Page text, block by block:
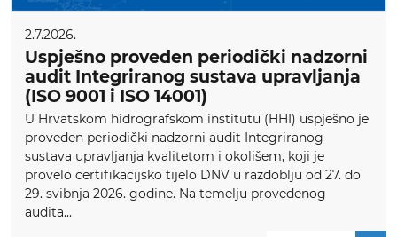
2.7.2026.
Uspješno proveden periodički nadzorni
audit Integriranog sustava upravljanja
(ISO 9001 i ISO 14001)
U Hrvatskom hidrografskom institutu (HHI) uspješno je
proveden periodički nadzorni audit Integriranog
sustava upravljanja kvalitetom i okolišem, koji je
provelo certifikacijsko tijelo DNV u razdoblju od 27. do
29. svibnja 2026. godine. Na temelju provedenog
audita...